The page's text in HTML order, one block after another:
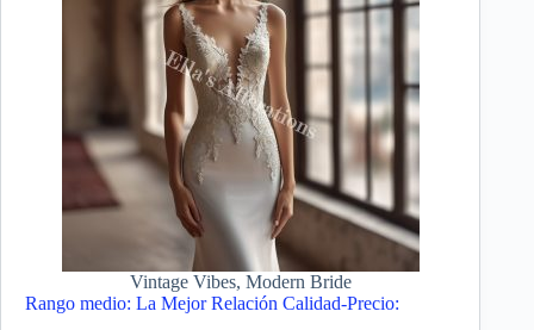
Vintage Vibes, Modern Bride
Rango medio: La Mejor Relación Calidad-Precio: